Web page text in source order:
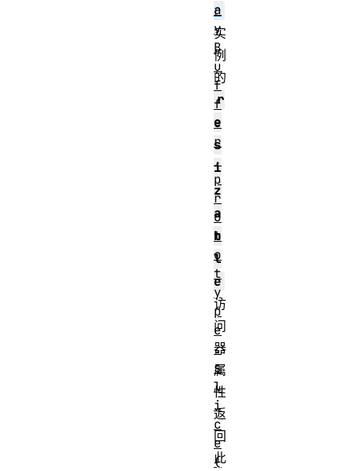
r
实
例
的
r
e
s
i
z
a
b
l
e
访
问
器
属
性
返
回
此
a
y
B
u
f
f
e
r
.
p
r
o
t
o
t
y
p
e
.
s
l
i
c
e
(